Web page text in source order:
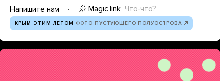
Напишите нам
Magic link Что-что?
КРЫМ ЭТИМ ЛЕТОМ ФОТО ПУСТУЮЩЕГО ПОЛУОСТРОВА